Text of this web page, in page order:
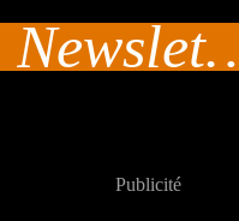
Publicité